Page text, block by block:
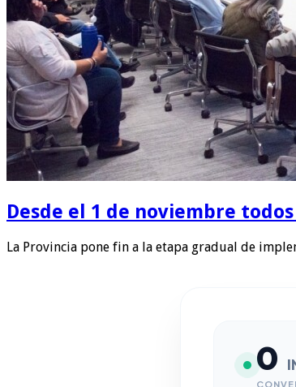
Desde el 1 de noviembre
La Provincia pone fin a la etapa gradual de
0